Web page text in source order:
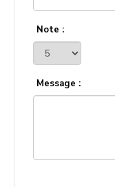
Note :
Message :